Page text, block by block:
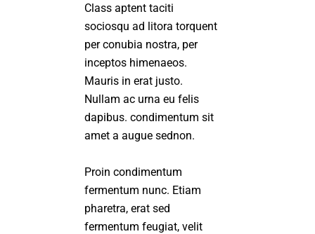
Class aptent taciti
sociosqu ad litora torquent
per conubia nostra, per
inceptos himenaeos.
Mauris in erat justo.
Nullam ac urna eu felis
dapibus. condimentum sit
amet a augue sednon.
Proin condimentum
fermentum nunc. Etiam
pharetra, erat sed
fermentum feugiat, velit